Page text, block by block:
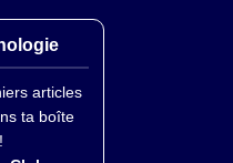
articles
ta boîte